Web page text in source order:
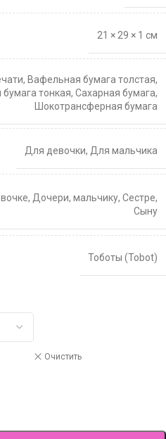
21 × 29 × 1 см
, Вафельная бумага толстая,
тонкая, Сахарная бумага,
Шокотрансферная бумага
Для девочки, Для мальчика
, Дочери, мальчику, Сестре,
Сыну
Тоботы (Tobot)
Очистить